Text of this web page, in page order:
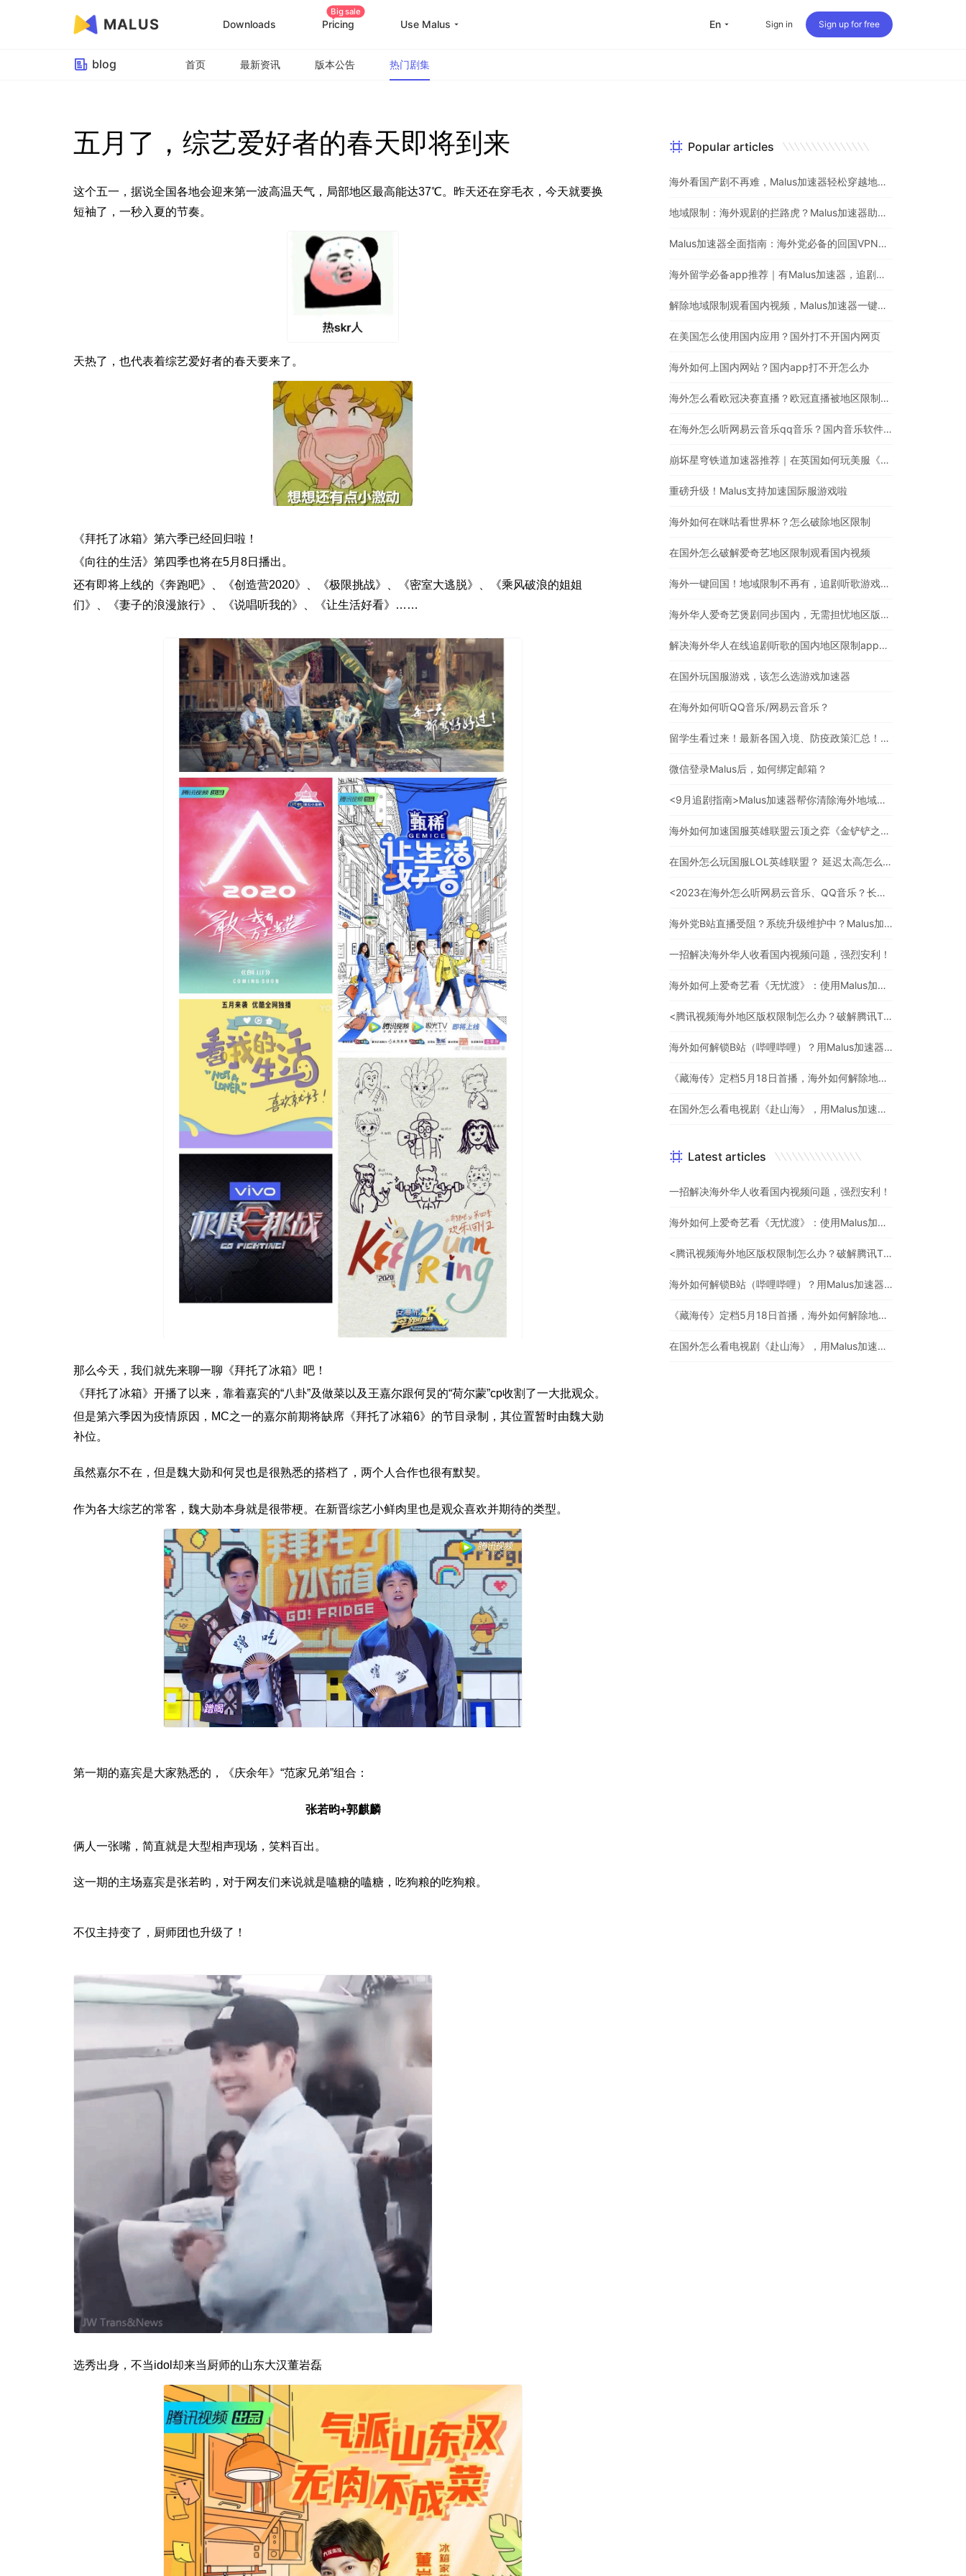
MALUS Downloads Pricing
Big sale
Use Malus en Sign in Sign up for free
blog 首页 最新资讯 版本公告 热门剧集
五月了，综艺爱好者的春天即将到来
这个五一，据说全国各地会迎来第一波高温天气，局部地区最高能达37℃。昨天还在穿毛衣，今天就要换
短袖了，一秒入夏的节奏。
天热了，也代表着综艺爱好者的春天要来了。
《拜托了冰箱》第六季已经回归啦！
《向往的生活》第四季也将在5月8日播出。
还有即将上线的《奔跑吧》、《创造营2020》、《极限挑战》、《密室大逃脱》、《乘风破浪的姐姐
们》、《妻子的浪漫旅行》、《说唱听我的》、《让生活好看》……
那么今天，我们就先来聊一聊《拜托了冰箱》吧！
《拜托了冰箱》开播了以来，靠着嘉宾的“八卦”及做菜以及王嘉尔跟何炅的“荷尔蒙”cp收割了一大批观众。
但是第六季因为疫情原因，MC之一的嘉尔前期将缺席《拜托了冰箱6》的节目录制，其位置暂时由魏大勋
补位。
虽然嘉尔不在，但是魏大勋和何炅也是很熟悉的搭档了，两个人合作也很有默契。
作为各大综艺的常客，魏大勋本身就是很带梗。在新晋综艺小鲜肉里也是观众喜欢并期待的类型。
第一期的嘉宾是大家熟悉的，《庆余年》“范家兄弟”组合：
张若昀+郭麒麟
俩人一张嘴，简直就是大型相声现场，笑料百出。
这一期的主场嘉宾是张若昀，对于网友们来说就是嗑糖的嗑糖，吃狗粮的吃狗粮。
不仅主持变了，厨师团也升级了！
选秀出身，不当idol却来当厨师的山东大汉董岩磊
Popular articles
海外看国产剧不再难，Malus加速器轻松穿越地理屏障
地域限制：海外观剧的拦路虎？Malus加速器助你一键突破
Malus加速器全面指南：海外党必备的回国VPN与追剧神器
海外留学必备app推荐｜有Malus加速器，追剧听歌游戏不用愁
解除地域限制观看国内视频，Malus加速器一键解决海外党烦恼
在美国怎么使用国内应用？国外打不开国内网页
海外如何上国内网站？国内app打不开怎么办
海外怎么看欧冠决赛直播？欧冠直播被地区限制？在国外怎么看国内视频
在海外怎么听网易云音乐qq音乐？国内音乐软件有版权限制解决方法
崩坏星穹铁道加速器推荐｜在英国如何玩美服《崩坏：星穹铁道》
重磅升级！Malus支持加速国际服游戏啦
海外如何在咪咕看世界杯？怎么破除地区限制
在国外怎么破解爱奇艺地区限制观看国内视频
海外一键回国！地域限制不再有，追剧听歌游戏全都行
海外华人爱奇艺煲剧同步国内，无需担忧地区版权限制
解决海外华人在线追剧听歌的国内地区限制app，强烈安利
在国外玩国服游戏，该怎么选游戏加速器
在海外如何听QQ音乐/网易云音乐？
留学生看过来！最新各国入境、防疫政策汇总！（文末有福利）
微信登录Malus后，如何绑定邮箱？
<9月追剧指南>Malus加速器帮你清除海外地域限制，实现追剧自由！
海外如何加速国服英雄联盟云顶之弈《金铲铲之战》？
在国外怎么玩国服LOL英雄联盟？ 延迟太高怎么办？
<2023在海外怎么听网易云音乐、QQ音乐？长久有效的方法来了>
海外党B站直播受阻？系统升级维护中？Malus加速器帮你一步解决真问题
一招解决海外华人收看国内视频问题，强烈安利！
海外如何上爱奇艺看《无忧渡》：使用Malus加速器一键解除地域限制
<腾讯视频海外地区版权限制怎么办？破解腾讯TV地域限制的办法>
海外如何解锁B站（哔哩哔哩）？用Malus加速器解除地域限制，一键流畅追番
《藏海传》定档5月18日首播，海外如何解除地区限制追剧
在国外怎么看电视剧《赴山海》，用Malus加速器一键解锁地区限制
Latest articles
一招解决海外华人收看国内视频问题，强烈安利！
海外如何上爱奇艺看《无忧渡》：使用Malus加速器一键解除地域限制
<腾讯视频海外地区版权限制怎么办？破解腾讯TV地域限制的办法>
海外如何解锁B站（哔哩哔哩）？用Malus加速器解除地域限制，一键流畅追番
《藏海传》定档5月18日首播，海外如何解除地区限制追剧
在国外怎么看电视剧《赴山海》，用Malus加速器一键解锁地区限制